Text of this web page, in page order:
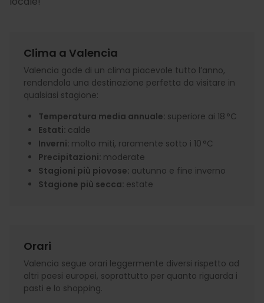
Clima a Valencia
Valencia gode di un clima piacevole tutto l’anno,
rendendola una destinazione perfetta da visitare in
qualsiasi stagione:
Temperatura media annuale: superiore ai 18 °C
Estati: calde
Inverni: molto miti, raramente sotto i 10 °C
Precipitazioni: moderate
Stagioni più piovose: autunno e fine inverno
Stagione più secca: estate
Orari
Valencia segue orari leggermente diversi rispetto ad
altri paesi europei, soprattutto per quanto riguarda i
pasti e lo shopping.